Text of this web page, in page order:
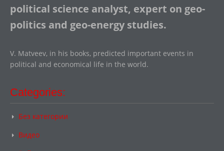
political science analyst, expert on geo-
politics and geo-energy studies.
V. Matveev, in his books, predicted important events in
political and economical life in the world.
Categories:
Без категории
Видео